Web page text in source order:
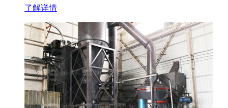
了解详情